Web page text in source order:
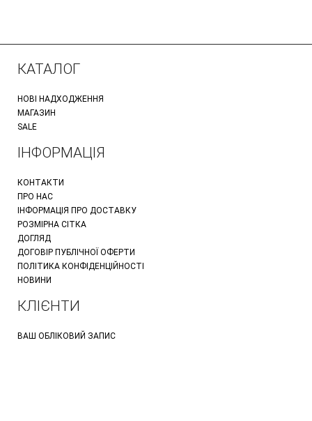
КАТАЛОГ
НОВІ НАДХОДЖЕННЯ
МАГАЗИН
SALE
ІНФОРМАЦІЯ
КОНТАКТИ
ПРО НАС
ІНФОРМАЦІЯ ПРО ДОСТАВКУ
РОЗМІРНА СІТКА
ДОГЛЯД
ДОГОВІР ПУБЛІЧНОЇ ОФЕРТИ
ПОЛІТИКА КОНФІДЕНЦІЙНОСТІ
НОВИНИ
КЛІЄНТИ
ВАШ ОБЛІКОВИЙ ЗАПИС